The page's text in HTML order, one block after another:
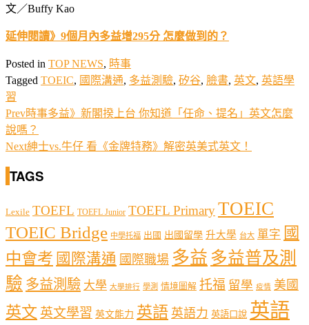
文／Buffy Kao
延伸閱讀》9個月內多益增295分 怎麼做到的？
Posted in TOP NEWS, 時事
Tagged TOEIC, 國際溝通, 多益測驗, 矽谷, 臉書, 英文, 英語學
習
Prev時事多益》新閣揆上台 你知道「任命、提名」英文怎麼
說嗎？
Next紳士vs.牛仔 看《金牌特務》解密英美式英文！
TAGS
Lexile TOEFL TOEFL Junior TOEFL PrimaryTOEIC
TOEIC Bridge 中學托福 出國 出國留學 升大學 台大 單字 國
中會考 國際溝通 國際職場 多益 多益普及測
驗 多益測驗 大學 大學排行 學測 情境圖解 托福 留學 疫情 美國
英文 英文學習 英文能力 英語 英語力 英語口說 英語